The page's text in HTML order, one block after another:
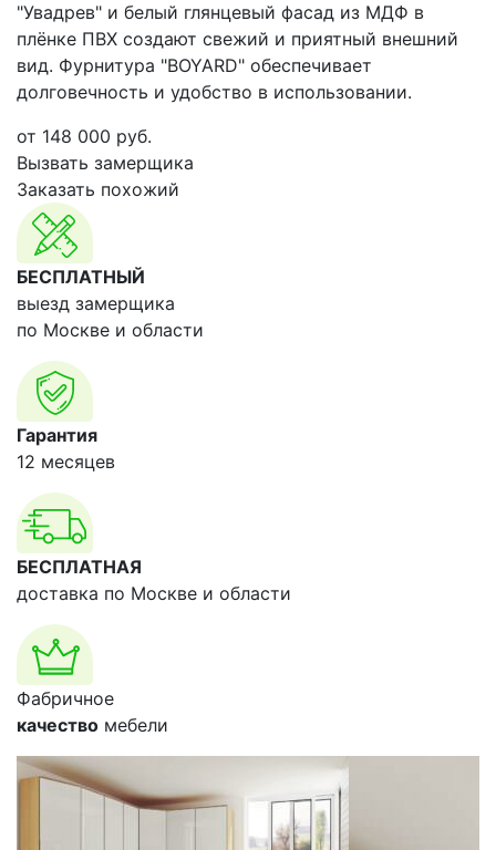
"Увадрев" и белый глянцевый фасад из МДФ в
плёнке ПВХ создают свежий и приятный внешний
вид. Фурнитура "BOYARD" обеспечивает
долговечность и удобство в использовании.
от 148 000 руб.
Вызвать замерщика
Заказать похожий
БЕСПЛАТНЫЙ
выезд замерщика
по Москве и области
Гарантия
12 месяцев
БЕСПЛАТНАЯ
доставка по Москве и области
Фабричное
качество мебели